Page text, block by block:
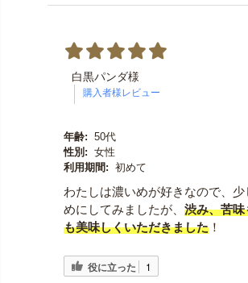
白黒パンダ様
年齢: 50代
性別: 女性
利用期間: 初めて
わたしは濃いめが好きなので、少
めにしてみましたが、 渋み、苦
も美味しくいただきました！
役に立った 1